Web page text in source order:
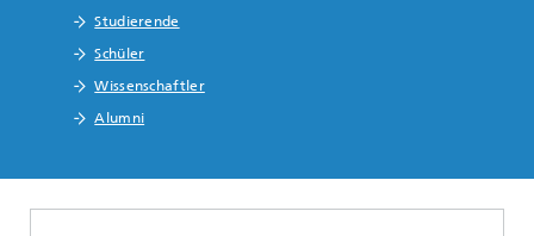
Studierende
Schüler
Wissenschaftler
Alumni